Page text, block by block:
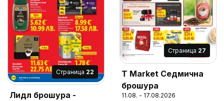
Cтраница 22
Лидл брошура -
Cтраница 27
T Market Седмична
брошура
11.08. - 17.08.2026